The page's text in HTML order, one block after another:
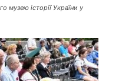
музею історії України у